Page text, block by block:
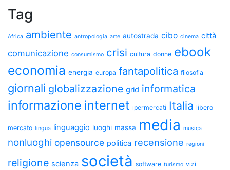
Tag
Africa ambiente antropologia arte autostrada cibo cinema città
comunicazione consumismo crisi cultura donne ebook
economia energia europa fantapolitica filosofia
giornali globalizzazione grid informatica
informazione internet ipermercati Italia libero
mercato lingua linguaggio luoghi massa media musica
nonluoghi opensource politica recensione regioni
religione scienza società software turismo vizi